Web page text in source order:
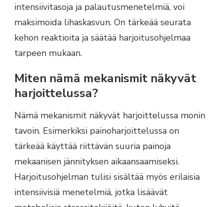
intensiivitasoja ja palautusmenetelmiä, voi
maksimoida lihaskasvun. On tärkeää seurata
kehon reaktioita ja säätää harjoitusohjelmaa
tarpeen mukaan.
Miten nämä mekanismit näkyvät
harjoittelussa?
Nämä mekanismit näkyvät harjoittelussa monin
tavoin. Esimerkiksi painoharjoittelussa on
tärkeää käyttää riittävän suuria painoja
mekaanisen jännityksen aikaansaamiseksi.
Harjoitusohjelman tulisi sisältää myös erilaisia
intensiivisiä menetelmiä, jotka lisäävät